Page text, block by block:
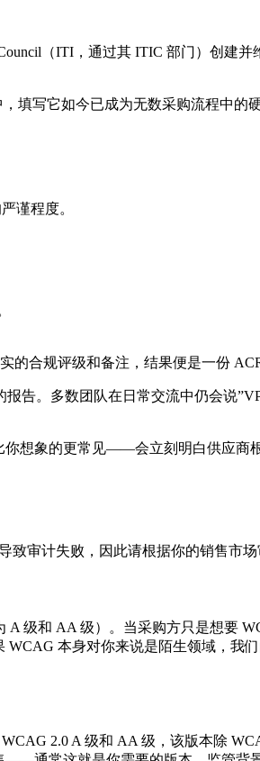
（ITI，通过其 ITIC 部门）创建
填写它如今已成为无数采购流程中的
谨程度。
的合规评级和备注，结果便是一份 ACR
告。多数团队在日常交流中仍会说
想象的更常见——会立刻明白供应商
审计失败，因此请根据你的销售市场
级和 AA 级）。当采购方只是想要
本身对你来说是陌生领域，我
2.0 A 级和 AA 级，该版本除